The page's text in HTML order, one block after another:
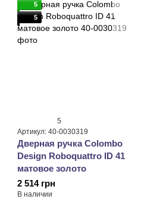
5
5
5
Артикул: 40-0030319
Дверная ручка Colombo
Design Roboquattro ID 41
матовое золото
2 514 грн
В наличии